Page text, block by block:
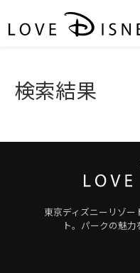
検索結果
東京ディズニーリゾ
ト。パークの魅力